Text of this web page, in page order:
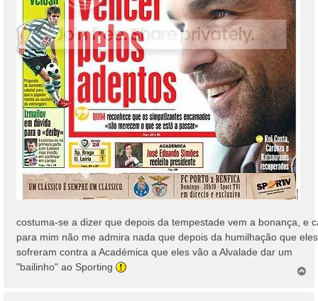
costuma-se a dizer que depois da tempestade vem a bonança, e
para mim não me admira nada que depois da humilhação que eles
sofreram contra a Académica que eles vão a Alvalade dar um
"bailinho" ao Sporting